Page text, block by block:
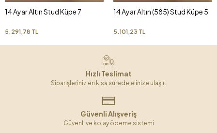
14 Ayar Altın Stud Küpe 7
5.291,78 TL
14 Ayar Altın (585) Stud Küpe 5
5.101,23 TL
Hızlı Teslimat
Siparişleriniz en kısa sürede elinize ulaşır.
Güvenli Alışveriş
Güvenli ve kolay ödeme sistemi